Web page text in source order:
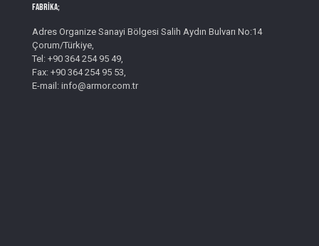
Fabrika;
Adres Organize Sanayi Bölgesi Salih Aydın Bulvarı No:14
Çorum/Türkiye,
Tel: +90 364 254 95 49,
Fax: +90 364 254 95 53,
E-mail: info@armor.com.tr